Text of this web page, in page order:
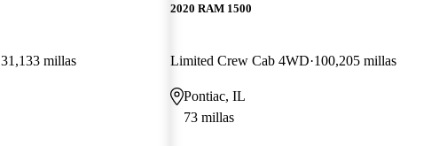
31,133 millas
2020 RAM 1500
Limited Crew Cab 4WD 100,205 millas
Pontiac, IL
73 millas